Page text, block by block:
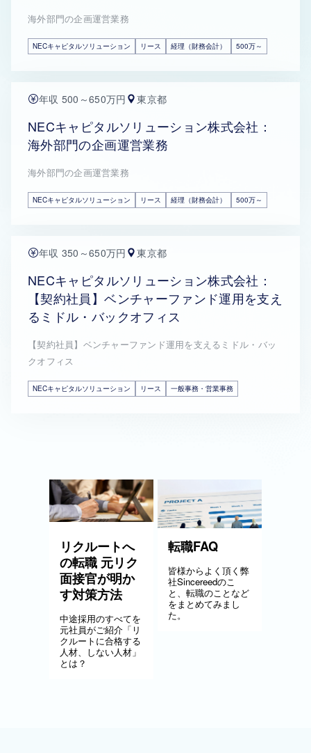
海外部門の企画運営業務
NECキャピタルソリューション リース 経理（財務会計） 500万～
年収 500～650万円 東京都
NECキャピタルソリューション株式会社：
海外部門の企画運営業務
海外部門の企画運営業務
NECキャピタルソリューション リース 経理（財務会計） 500万～
年収 350～650万円 東京都
NECキャピタルソリューション株式会社：
【契約社員】ベンチャーファンド運用を支え
るミドル・バックオフィス
【契約社員】ベンチャーファンド運用を支えるミドル・バッ
クオフィス
NECキャピタルソリューション リース 一般事務・営業事務
リクルートへ
の転職 元リク
面接官が明か
す対策方法
中途採用のすべてを
元社員がご紹介「リ
クルートに合格する
人材、しない人材」
とは？
転職FAQ
皆様からよく頂く弊
社Sincereedのこ
と、転職のことなど
をまとめてみまし
た。